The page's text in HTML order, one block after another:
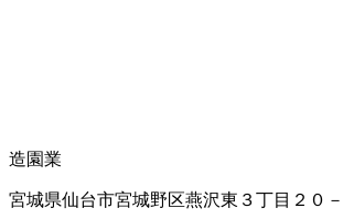
造園業
宮城県仙台市宮城野区燕沢東３丁目２０